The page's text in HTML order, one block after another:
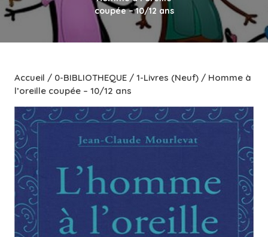
coupée – 10/12 ans
Accueil / 0-BIBLIOTHEQUE / 1-Livres (Neuf) / Homme à
l’oreille coupée – 10/12 ans